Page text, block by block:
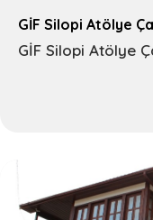
GİF Silopi Atölye
GİF Silopi Atölye